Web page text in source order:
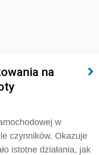
na
w
czynników. Okazuje
istotne działania, jak